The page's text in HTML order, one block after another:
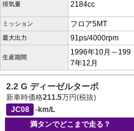
排気量 2184cc
ミッション フロア5MT
最大出力 91ps/4000rpm
生産期間
1996年10月～199
7年12月
2.2 G ディーゼルターボ
新車時価格211.5万円(税抜)
JC08
-km/L
満タンでどこまで走る？